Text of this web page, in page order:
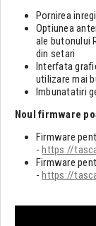
Pornirea
Optiunea
ale butonului
din setari
Interfata
utilizare mai
Imbunatatiri
Noul firmware
Firmware
-https://
Firmware
-https://